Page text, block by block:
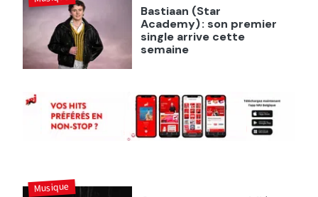
Bastiaan (Star
Academy) : son premier
single arrive cette
semaine
Musique